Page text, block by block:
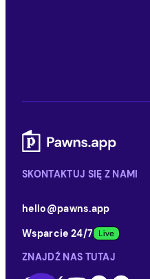
SKONTAKTUJ SIĘ Z NAMI
hello@pawns.app
Wsparcie 24/7
ZNAJDŹ NAS TUTAJ